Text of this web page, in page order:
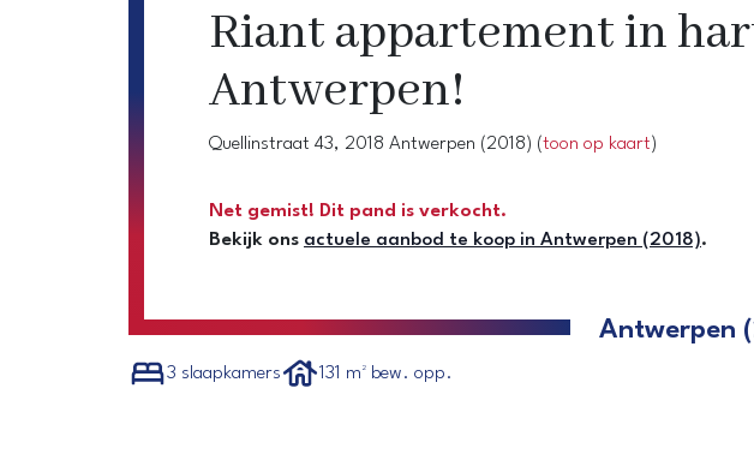
Riant appartement in
Antwerpen!
Quellinstraat 43, 2018 Antwerpen (2018) (toon op kaart)
Net gemist! Dit pand is verkocht.
Bekijk ons actuele aanbod te koop in Antwerpen (2018).
Antwerpen
3 slaapkamers 131 m² bew. opp.